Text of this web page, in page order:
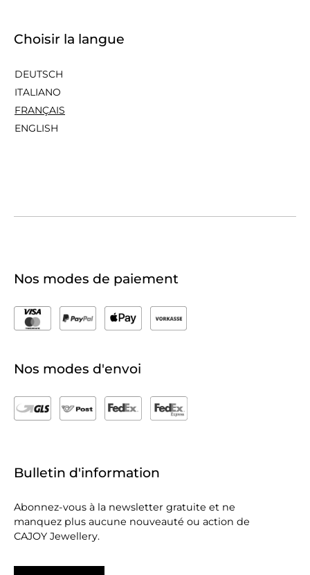
Choisir la langue
DEUTSCH
ITALIANO
FRANÇAIS
ENGLISH
Nos modes de paiement
Nos modes d'envoi
Bulletin d'information
Abonnez-vous à la newsletter gratuite et ne
manquez plus aucune nouveauté ou action de
CAJOY Jewellery.